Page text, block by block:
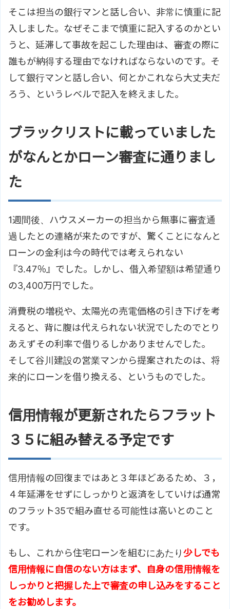
そこは担当の銀行マンと話し合い、非常に慎重に記
入しました。なぜそこまで慎重に記入するのかとい
うと、延滞して事故を起こした理由は、審査の際に
誰もが納得する理由でなければならないのです。そ
して銀行マンと話し合い、何とかこれなら大丈夫だ
ろう、というレベルで記入を終えました。
ブラックリストに載っていました
がなんとかローン審査に通りまし
た
1週間後、ハウスメーカーの担当から無事に審査通
過したとの連絡が来たのですが、驚くことになんと
ローンの金利は今の時代では考えられない
『3.47％』でした。しかし、借入希望額は希望通り
の3,400万円でした。
消費税の増税や、太陽光の売電価格の引き下げを考
えると、背に腹は代えられない状況でしたのでとり
あえずその利率で借りるしかありませんでした。
そして谷川建設の営業マンから提案されたのは、将
来的にローンを借り換える、というものでした。
信用情報が更新されたらフラット
３５に組み替える予定です
信用情報の回復まではあと３年ほどあるため、３，
４年延滞をせずにしっかりと返済をしていけば通常
のフラット35で組み直せる可能性は高いとのこと
です。
もし、これから住宅ローンを組むにあたり少しでも
信用情報に自信のない方はまず、自身の信用情報を
しっかりと把握した上で審査の申し込みをすること
をお勧めします。